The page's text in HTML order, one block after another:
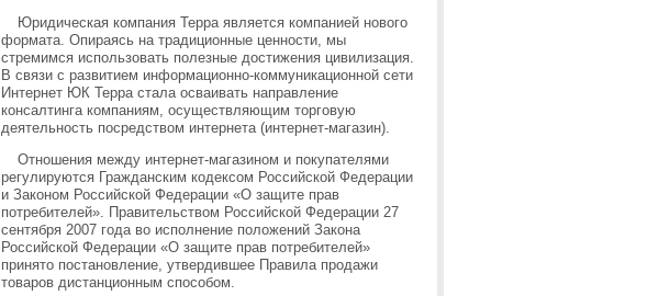
Юридическая компания Терра является компанией нового
формата. Опираясь на традиционные ценности, мы
стремимся использовать полезные достижения цивилизация.
В связи с развитием информационно-коммуникационной сети
Интернет ЮК Терра стала осваивать направление
консалтинга компаниям, осуществляющим торговую
деятельность посредством интернета (интернет-магазин).
Отношения между интернет-магазином и покупателями
регулируются Гражданским кодексом Российской Федерации
и Законом Российской Федерации «О защите прав
потребителей». Правительством Российской Федерации 27
сентября 2007 года во исполнение положений Закона
Российской Федерации «О защите прав потребителей»
принято постановление, утвердившее Правила продажи
товаров дистанционным способом.